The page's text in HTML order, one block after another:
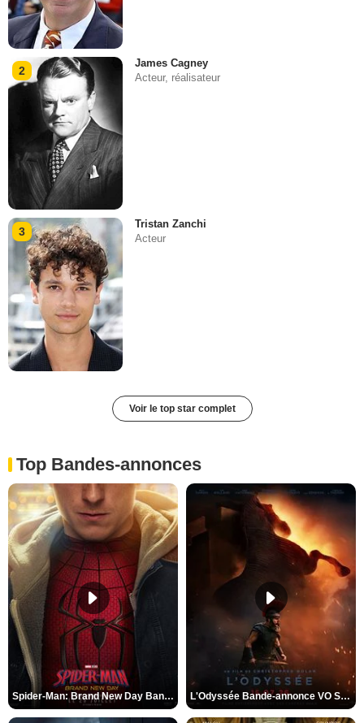
2
James Cagney
Acteur, réalisateur
3
Tristan Zanchi
Acteur
Voir le top star complet
Top Bandes-annonces
Spider-Man: Brand New Day Bande-annonce VO STFR L'Odyssée Bande-annonce VO STFR